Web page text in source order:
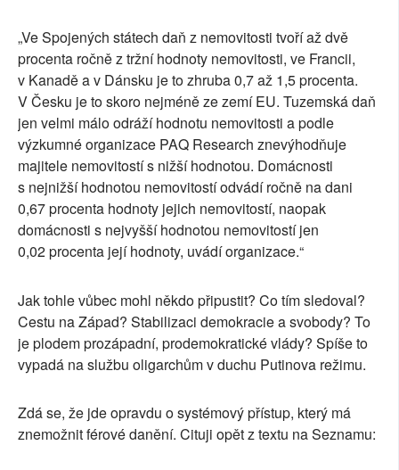
„Ve Spojených státech daň z nemovitosti tvoří až dvě
procenta ročně z tržní hodnoty nemovitosti, ve Francii,
v Kanadě a v Dánsku je to zhruba 0,7 až 1,5 procenta.
V Česku je to skoro nejméně ze zemí EU. Tuzemská daň
jen velmi málo odráží hodnotu nemovitosti a podle
výzkumné organizace PAQ Research znevýhodňuje
majitele nemovitostí s nižší hodnotou. Domácnosti
s nejnižší hodnotou nemovitostí odvádí ročně na dani
0,67 procenta hodnoty jejich nemovitostí, naopak
domácnosti s nejvyšší hodnotou nemovitostí jen
0,02 procenta její hodnoty, uvádí organizace.“
Jak tohle vůbec mohl někdo připustit? Co tím sledoval?
Cestu na Západ? Stabilizaci demokracie a svobody? To
je plodem prozápadní, prodemokratické vlády? Spíše to
vypadá na službu oligarchům v duchu Putinova režimu.
Zdá se, že jde opravdu o systémový přístup, který má
znemožnit férové danění. Cituji opět z textu na Seznamu: